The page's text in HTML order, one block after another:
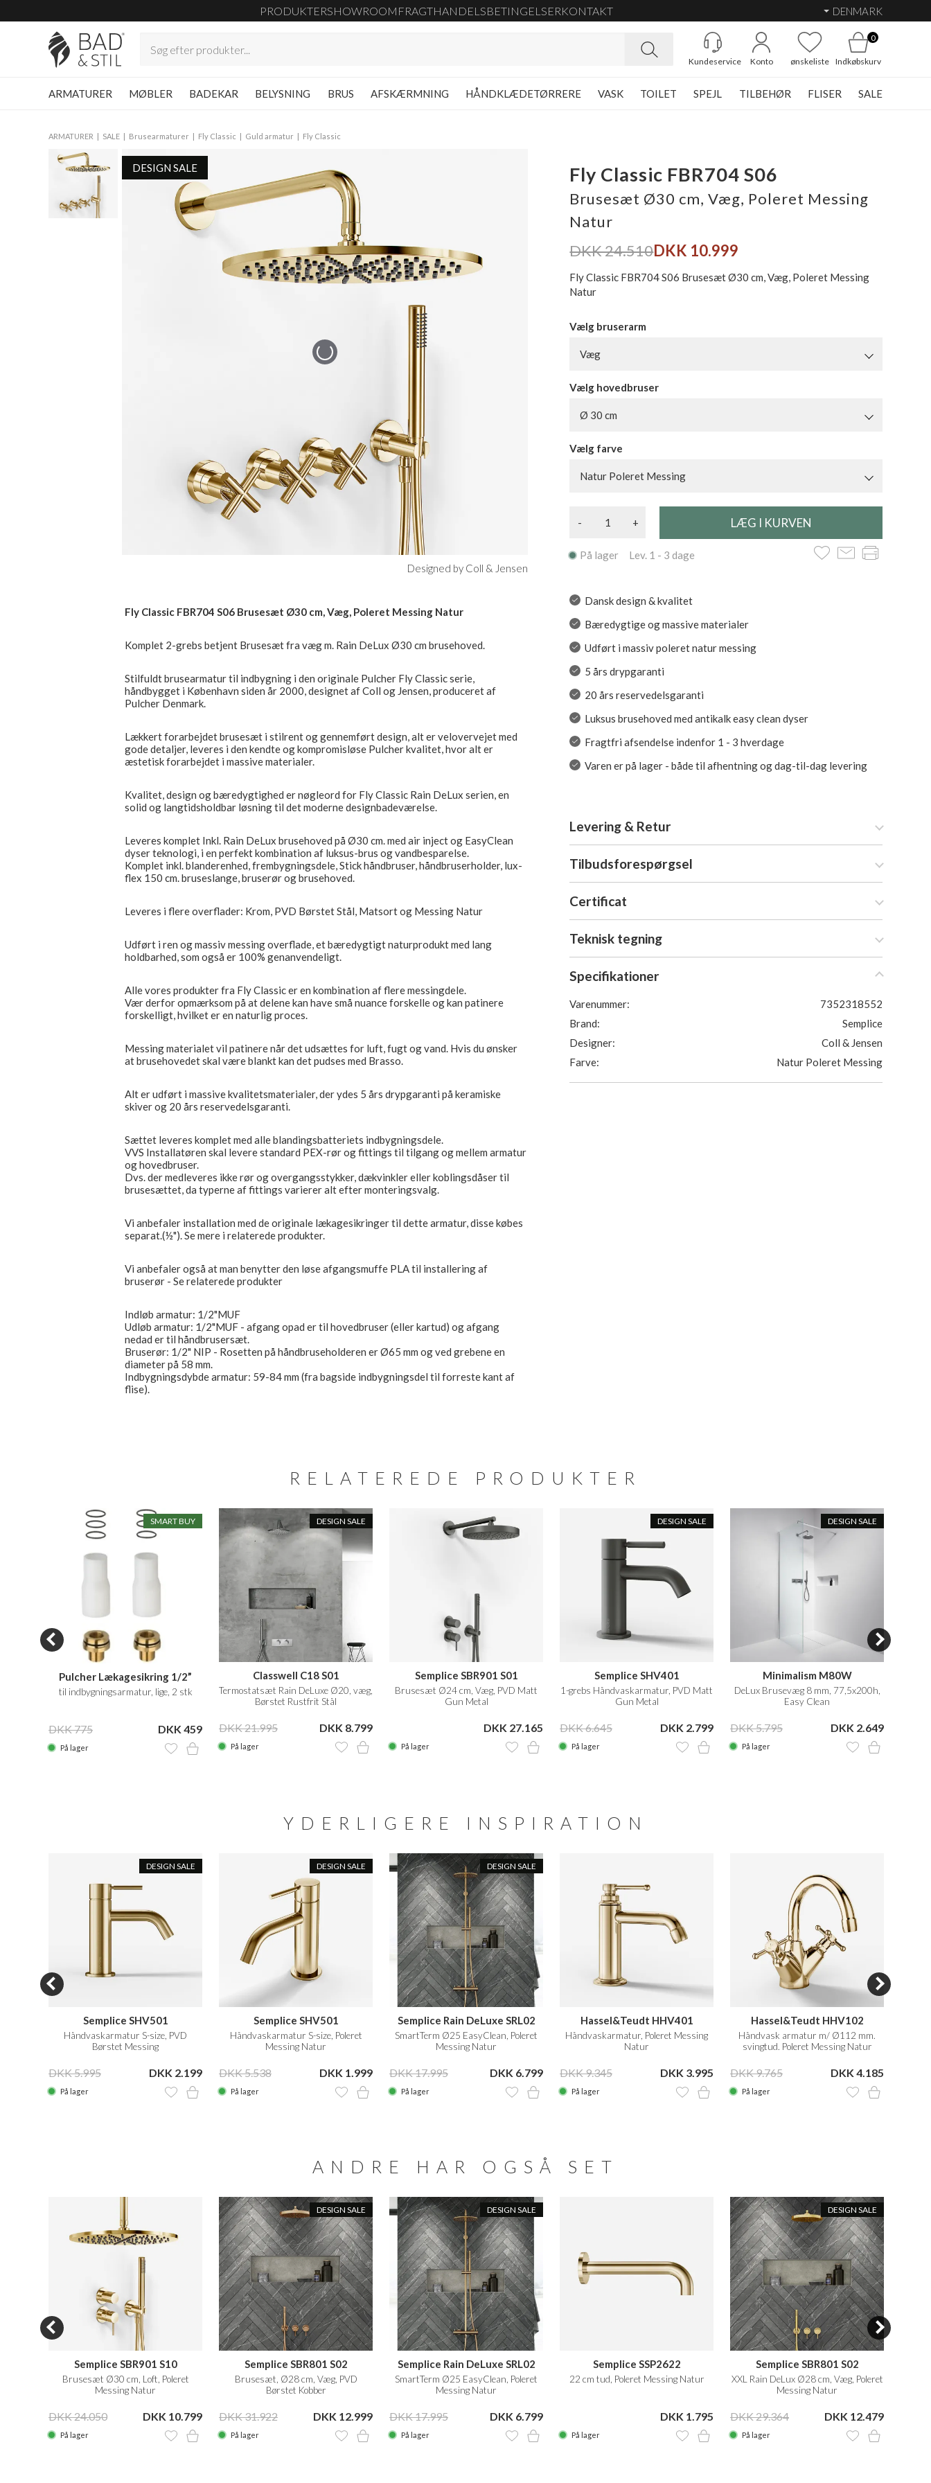
PRODUKTERSHOWROOM FRAGTHANDELSBETINGELSERKONTAKT DENMARK
Kundeservice Konto ønskeliste
0
Indkøbskurv
ARMATURER MØBLER BADEKAR BELYSNING BRUS AFSKÆRMNING HÅNDKLÆDETØRRERE VASK TOILET SPEJL TILBEHØR FLISER SALE
ARMATURER SALE Brusearmaturer Fly Classic Guld armatur Fly Classic
DESIGN SALE
Designed by Coll & Jensen
Fly Classic FBR704 S06 Brusesæt Ø30 cm, Væg, Poleret Messing Natur
Komplet 2-grebs betjent Brusesæt fra væg m. Rain DeLux Ø30 cm brusehoved.
Stilfuldt brusearmatur til indbygning i den originale Pulcher Fly Classic serie,
håndbygget i København siden år 2000, designet af Coll og Jensen, produceret af
Pulcher Denmark.
Lækkert forarbejdet brusesæt i stilrent og gennemført design, alt er velovervejet med
gode detaljer, leveres i den kendte og kompromisløse Pulcher kvalitet, hvor alt er
æstetisk forarbejdet i massive materialer.
Kvalitet, design og bæredygtighed er nøgleord for Fly Classic Rain DeLux serien, en
solid og langtidsholdbar løsning til det moderne designbadeværelse.
Leveres komplet Inkl. Rain DeLux brusehoved på Ø30 cm. med air inject og EasyClean
dyser teknologi, i en perfekt kombination af luksus-brus og vandbesparelse.
Komplet inkl. blanderenhed, frembygningsdele, Stick håndbruser, håndbruserholder, lux-
flex 150 cm. bruseslange, bruserør og brusehoved.
Leveres i flere overflader: Krom, PVD Børstet Stål, Matsort og Messing Natur
Udført i ren og massiv messing overflade, et bæredygtigt naturprodukt med lang
holdbarhed, som også er 100% genanvendeligt.
Alle vores produkter fra Fly Classic er en kombination af flere messingdele.
Vær derfor opmærksom på at delene kan have små nuance forskelle og kan patinere
forskelligt, hvilket er en naturlig proces.
Messing materialet vil patinere når det udsættes for luft, fugt og vand. Hvis du ønsker
at brusehovedet skal være blankt kan det pudses med Brasso.
Alt er udført i massive kvalitetsmaterialer, der ydes 5 års drypgaranti på keramiske
skiver og 20 års reservedelsgaranti.
Sættet leveres komplet med alle blandingsbatteriets indbygningsdele.
VVS Installatøren skal levere standard PEX-rør og fittings til tilgang og mellem armatur
og hovedbruser.
Dvs. der medleveres ikke rør og overgangsstykker, dækvinkler eller koblingsdåser til
brusesættet, da typerne af fittings varierer alt efter monteringsvalg.
Vi anbefaler installation med de originale lækagesikringer til dette armatur, disse købes
separat.(½"). Se mere i relaterede produkter.
Vi anbefaler også at man benytter den løse afgangsmuffe PLA til installering af
bruserør - Se relaterede produkter
Indløb armatur: 1/2"MUF
Udløb armatur: 1/2"MUF - afgang opad er til hovedbruser (eller kartud) og afgang
nedad er til håndbrusersæt.
Bruserør: 1/2" NIP - Rosetten på håndbruseholderen er Ø65 mm og ved grebene en
diameter på 58 mm.
Indbygningsdybde armatur: 59-84 mm (fra bagside indbygningsdel til forreste kant af
flise).
Fly Classic FBR704 S06
Brusesæt Ø30 cm, Væg, Poleret Messing
Natur
DKK 24.510DKK 10.999
Fly Classic FBR704 S06 Brusesæt Ø30 cm, Væg, Poleret Messing
Natur
Vælg bruserarm
Væg
Vælg hovedbruser
Ø 30 cm
Vælg farve
Natur Poleret Messing
- +
På lager Lev. 1 - 3 dage
Dansk design & kvalitet
Bæredygtige og massive materialer
Udført i massiv poleret natur messing
5 års drypgaranti
20 års reservedelsgaranti
Luksus brusehoved med antikalk easy clean dyser
Fragtfri afsendelse indenfor 1 - 3 hverdage
Varen er på lager - både til afhentning og dag-til-dag levering
Levering & Retur
Tilbudsforespørgsel
Certificat
Teknisk tegning
Specifikationer
Varenummer:
7352318552
Brand:
Semplice
Designer:
Coll & Jensen
Farve:
Natur Poleret Messing
RELATEREDE PRODUKTER
SMART BUY
Pulcher Lækagesikring 1/2”
til indbygningsarmatur, lige, 2 stk
DKK 775 DKK 459
På lager
DESIGN SALE
Classwell C18 S01
Termostatsæt Rain DeLuxe Ø20, væg,
Børstet Rustfrit Stål
DKK 21.995 DKK 8.799
På lager
Semplice SBR901 S01
Brusesæt Ø24 cm, Væg, PVD Matt
Gun Metal
DKK 27.165
På lager
DESIGN SALE
Semplice SHV401
1-grebs Håndvaskarmatur, PVD Matt
Gun Metal
DKK 6.645 DKK 2.799
På lager
DESIGN SALE
Minimalism M80W
DeLux Brusevæg 8 mm, 77,5x200h,
Easy Clean
DKK 5.795 DKK 2.649
På lager
YDERLIGERE INSPIRATION
DESIGN SALE
Semplice SHV501
Håndvaskarmatur S-size, PVD
Børstet Messing
DKK 5.995 DKK 2.199
På lager
DESIGN SALE
Semplice SHV501
Håndvaskarmatur S-size, Poleret
Messing Natur
DKK 5.538 DKK 1.999
På lager
DESIGN SALE
Semplice Rain DeLuxe SRL02
SmartTerm Ø25 EasyClean, Poleret
Messing Natur
DKK 17.995 DKK 6.799
På lager
Hassel&Teudt HHV401
Håndvaskarmatur, Poleret Messing
Natur
DKK 9.345 DKK 3.995
På lager
Hassel&Teudt HHV102
Håndvask armatur m/ Ø112 mm.
svingtud. Poleret Messing Natur
DKK 9.765 DKK 4.185
På lager
ANDRE HAR OGSÅ SET
Semplice SBR901 S10
Brusesæt Ø30 cm, Loft, Poleret
Messing Natur
DKK 24.050 DKK 10.799
På lager
DESIGN SALE
Semplice SBR801 S02
Brusesæt, Ø28 cm, Væg, PVD
Børstet Kobber
DKK 31.922 DKK 12.999
På lager
DESIGN SALE
Semplice Rain DeLuxe SRL02
SmartTerm Ø25 EasyClean, Poleret
Messing Natur
DKK 17.995 DKK 6.799
På lager
Semplice SSP2622
22 cm tud, Poleret Messing Natur
DKK 1.795
På lager
DESIGN SALE
Semplice SBR801 S02
XXL Rain DeLux Ø28 cm, Væg, Poleret
Messing Natur
DKK 29.364 DKK 12.479
På lager